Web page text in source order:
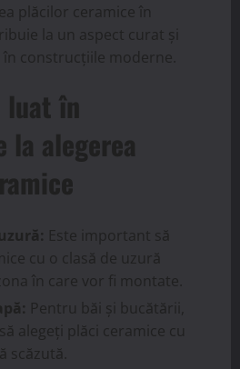
plăcilor ceramice în
la un aspect curat și
construcțiile moderne.
luat în
la alegerea
Este important să
cu o clasă de uzură
în care vor fi montate.
Pentru băi și bucătării,
alegeți plăci ceramice cu
scăzută.